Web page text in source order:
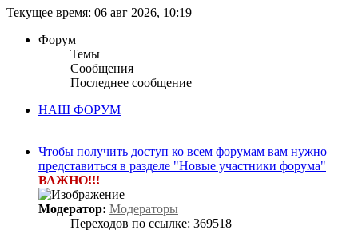
Текущее время: 06 авг 2026, 10:19
Форум
Темы
Сообщения
Последнее сообщение
НАШ ФОРУМ
Чтобы получить доступ ко всем форумам вам нужно
представиться в разделе "Новые участники форума"
ВАЖНО!!!
Модератор: Модераторы
Переходов по ссылке: 369518